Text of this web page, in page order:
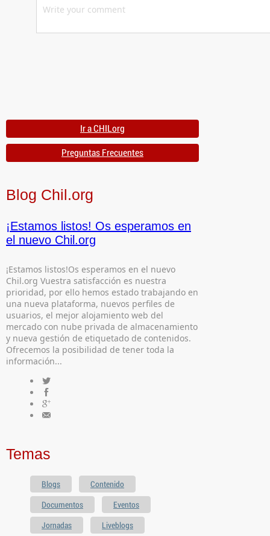
Ir a CHILorg
Preguntas Frecuentes
Blog Chil.org
¡Estamos listos! Os esperamos en
el nuevo Chil.org
¡Estamos listos!Os esperamos en el nuevo
Chil.org Vuestra satisfacción es nuestra
prioridad, por ello hemos estado trabajando en
una nueva plataforma, nuevos perfiles de
usuarios, el mejor alojamiento web del
mercado con nube privada de almacenamiento
y nueva gestión de etiquetado de contenidos.
Ofrecemos la posibilidad de tener toda la
información...
Temas
Blogs Contenido
Documentos Eventos
Jornadas Liveblogs